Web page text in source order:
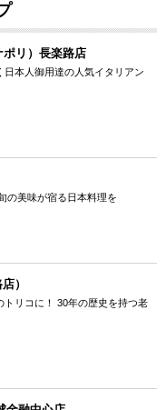
リ）長楽路店
日本人御用達の人気イタリアン
の美味が宿る日本料理を
）
トリコに！ 30年の歴史を持つ老